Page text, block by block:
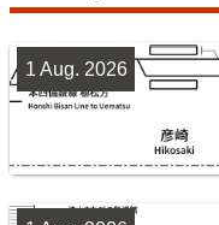
San-
7
鹿島・衣浦
1 Aug. 2026